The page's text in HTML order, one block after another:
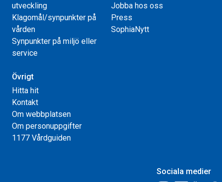
utveckling
Klagomål/synpunkter på
vården
Synpunkter på miljö eller
service
Jobba hos oss
Press
SophiaNytt
Övrigt
Hitta hit
Kontakt
Om webbplatsen
Om personuppgifter
1177 Vårdguiden
Sociala medier